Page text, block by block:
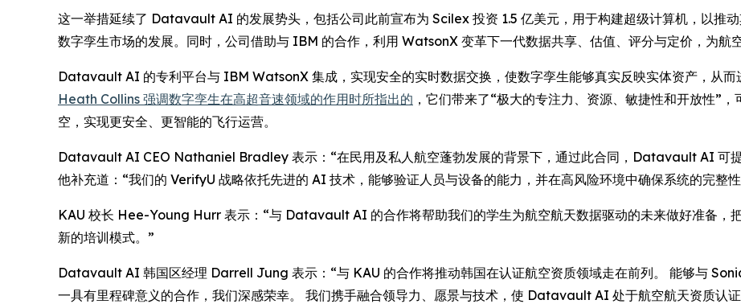
这一举措延续了 Datavault AI 的发展势头，包括公司此前宣布为 Scilex 投资 1.5 亿美元，用于构建超级计算机，以推
数字孪生市场的发展。同时，公司借助与 IBM 的合作，利用 WatsonX 变革下一代数据共享、估值、评分与定价，为航
Datavault AI 的专利平台与 IBM WatsonX 集成，实现安全的实时数据交换，使数字孪生能够真实反映实体资产，从而
Heath Collins 强调数字孪生在高超音速领域的作用时所指出的 ，它们带来了“极大的专注力、资源、敏捷性和开放性”
空，实现更安全、更智能的飞行运营。
Datavault AI CEO Nathaniel Bradley 表示：“在民用及私人航空蓬勃发展的背景下，通过此合同，Datavault AI 可
他补充道：“我们的 VerifyU 战略依托先进的 AI 技术，能够验证人员与设备的能力，并在高风险环境中确保系统的完整
KAU 校长 Hee-Young Hurr 表示：“与 Datavault AI 的合作将帮助我们的学生为航空航天数据驱动的未来做好准备，
新的培训模式。”
Datavault AI 韩国区经理 Darrell Jung 表示：“与 KAU 的合作将推动韩国在认证航空资质领域走在前列。 能够与
一具有里程碑意义的合作，我们深感荣幸。 我们携手融合领导力、愿景与技术，使 Datavault AI 处于航空航天资质认